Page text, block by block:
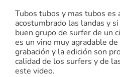
Tubos tubos y mas tubos es
acostumbrado las landas y
buen grupo de surfer de un
es un vino muy agradable
grabación y la edición son
calidad de los surfers y de
este video.